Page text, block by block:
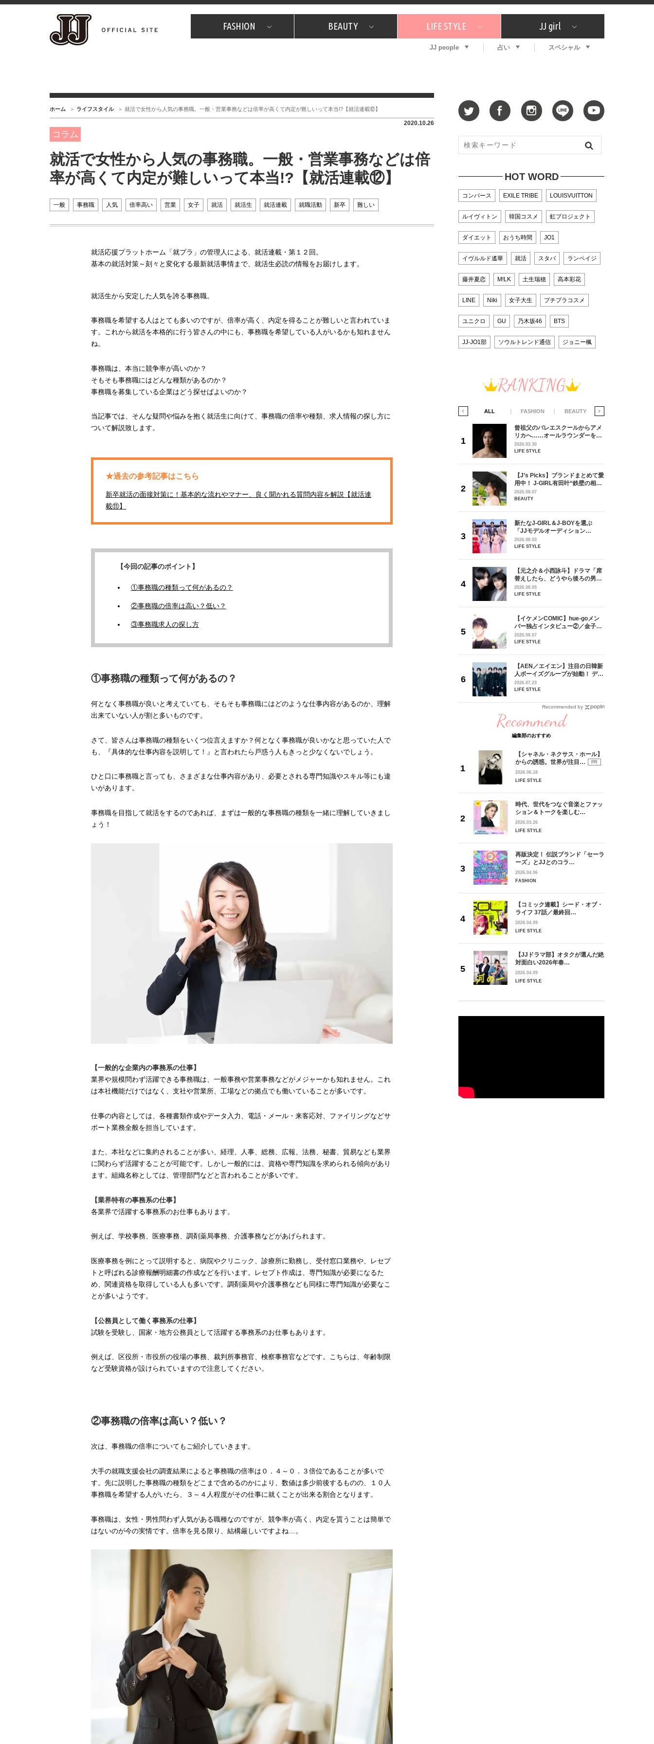
FASHION
JJスタッフの"それどこの"？ プチプラ プレゼント
BEAUTY
コスメ全部試してみた What's NEW？ 特集
LIFE STYLE
JJグルメガイド エンタメ プレゼント
恋愛
JJ girl
特集 おしゃラン！
JJ people 占い スペシャル
ホーム ライフスタイル 就活で女性から人気の事務職。一般・営業事務などは倍率が高くて内定が難しいって本当!?【就活連載⑫】
2020.10.26
コラム
就活で女性から人気の事務職。一般・営業事務などは倍
率が高くて内定が難しいって本当!?【就活連載⑫】
一般 事務職 人気 倍率高い 営業 女子 就活 就活生 就活連載 就職活動 新卒 難しい
就活応援プラットホーム「就プラ」の管理人による、就活連載・第１２回。
基本の就活対策～刻々と変化する最新就活事情まで、就活生必読の情報をお届けします。
就活生から安定した人気を誇る事務職。
事務職を希望する人はとても多いのですが、倍率が高く、内定を得ることが難しいと言われていま
す。これから就活を本格的に行う皆さんの中にも、事務職を希望している人がいるかも知れません
ね。
事務職は、本当に競争率が高いのか？
そもそも事務職にはどんな種類があるのか？
事務職を募集している企業はどう探せばよいのか？
当記事では、そんな疑問や悩みを抱く就活生に向けて、事務職の倍率や種類、求人情報の探し方に
ついて解説致します。
★過去の参考記事はこちら
新卒就活の面接対策に！基本的な流れやマナー、良く聞かれる質問内容を解説【就活連
載⑪】
【今回の記事のポイント】
①事務職の種類って何があるの？
②事務職の倍率は高い？低い？
③事務職求人の探し方
①事務職の種類って何があるの？
何となく事務職が良いと考えていても、そもそも事務職にはどのような仕事内容があるのか、理解
出来ていない人が割と多いものです。
さて、皆さんは事務職の種類をいくつ位言えますか？何となく事務職が良いかなと思っていた人で
も、『具体的な仕事内容を説明して！』と言われたら戸惑う人もきっと少なくないでしょう。
ひと口に事務職と言っても、さまざまな仕事内容があり、必要とされる専門知識やスキル等にも違
いがあります。
事務職を目指して就活をするのであれば、まずは一般的な事務職の種類を一緒に理解していきまし
ょう！
【一般的な企業内の事務系の仕事】
業界や規模問わず活躍できる事務職は、一般事務や営業事務などがメジャーかも知れません。これ
は本社機能だけではなく、支社や営業所、工場などの拠点でも働いていることが多いです。
仕事の内容としては、各種書類作成やデータ入力、電話・メール・来客応対、ファイリングなどサ
ポート業務全般を担当しています。
また、本社などに集約されることが多い、経理、人事、総務、広報、法務、秘書、貿易なども業界
に関わらず活躍することが可能です。しかし一般的には、資格や専門知識を求められる傾向があり
ます。組織名称としては、管理部門などと言われることが多いです。
【業界特有の事務系の仕事】
各業界で活躍する事務系のお仕事もあります。
例えば、学校事務、医療事務、調剤薬局事務、介護事務などがあげられます。
医療事務を例にとって説明すると、病院やクリニック、診療所に勤務し、受付窓口業務や、レセプ
トと呼ばれる診療報酬明細書の作成などを行います。レセプト作成は、専門知識が必要になるた
め、関連資格を取得している人も多いです。調剤薬局や介護事務なども同様に専門知識が必要なこ
とが多いようです。
【公務員として働く事務系の仕事】
試験を受験し、国家・地方公務員として活躍する事務系のお仕事もあります。
例えば、区役所・市役所の役場の事務、裁判所事務官、検察事務官などです。こちらは、年齢制限
など受験資格が設けられていますので注意してください。
②事務職の倍率は高い？低い？
次は、事務職の倍率についてもご紹介していきます。
大手の就職支援会社の調査結果によると事務職の倍率は０．４～０．３倍位であることが多いで
す。先に説明した事務職の種類をどこまで含めるのかにより、数値は多少前後するものの、１０人
事務職を希望する人がいたら、３～４人程度がその仕事に就くことが出来る割合となります。
事務職は、女性・男性問わず人気がある職種なのですが、競争率が高く、内定を貰うことは簡単で
はないのが今の実情です。倍率を見る限り、結構厳しいですよね…。
HOT WORD
コンバース EXILE TRIBE LOUISVUITTON
ルイヴィトン 韓国コスメ 虹プロジェクト
ダイエット おうち時間 JO1
イヴルルド遙華 就活 スタバ ランペイジ
藤井夏恋 M!LK 土生瑞穂 高本彩花
LINE Niki 女子大生 プチプラコスメ
ユニクロ GU 乃木坂46 BTS
JJ-JO1部 ソウルトレンド通信 ジョニー楓
RANKING
ALL FASHION BEAUTY
コスメをCHECK
2025.12.16
BEAUTY
【J’s Picks】J-GIRL早坂萌香の
け
2025.12.09
ブヘア簡単アレンジのコツ！
2025.12.19
vol.29 三宅啄未さん
2027」が募集開始！ 予選ブロッ
クは候補生の“魅力”を重視した
2026.08.03
LIFE STYLE
【元之介＆小西詠斗】ドラマ「席
斗くんが可愛く見えたんです」
占インタビュー。7人の魅力に迫
ュー
曾祖父のバレエスクールからアメ
リカへ……オールラウンダーを目
指すダンサーは踊ることが好きす
ぎる【王子様の推しドコロ】
2026.03.30
LIFE STYLE
【J’s Picks】ブランドまとめて愛
用中！ J-GIRL有田叶“鉄壁の相
棒”〈ビューティ＆ファッション
夏の必需品〉
2026.08.07
BEAUTY
新たなJ-GIRL＆J-BOYを選ぶ
「JJモデルオーディション
2027」が募集開始！ 予選ブロッ
クは候補生の“魅力”を重視した
2026.08.03
LIFE STYLE
【元之介＆小西詠斗】ドラマ「席
替えしたら、どうやら後ろの男が
どうやら俺のこと好きらしい」放
送記念インタビュー♡ 「自然と詠
2026.08.05
LIFE STYLE
【イケメンCOMIC】hue-goメン
バー独占インタビュー②／金子玄
矢「感情をズバーッと言葉にでき
た時は幸せ〜」
2026.08.07
LIFE STYLE
【AEN／エイエン】注目の日韓新
人ボーイズグループが始動！ デビ
ュー目前のフレッシュな面々を独
占インタビュー。7人の魅力に迫
2026.07.23
LIFE STYLE
Recommended by
Recommend
編集部のおすすめ
【シャネル・ネクサス・ホール】
からの誘惑。世界が注目…
PR
2026.06.18
LIFE STYLE
時代、世代をつなぐ音楽とファッ
ション＆トークを楽しむ…
2026.03.26
LIFE STYLE
再販決定！ 伝説ブランド「セーラ
ーズ」とJJとのコラ…
2026.04.06
FASHION
【コミック連載】シード・オブ・
ライフ 37話／最終回…
2026.04.09
LIFE STYLE
【JJドラマ部】オタクが選んだ絶
対面白い2026年春…
2026.04.09
LIFE STYLE